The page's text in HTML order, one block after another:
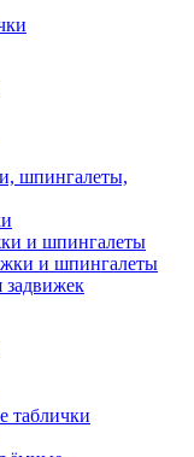
шпингалеты,
и шпингалеты
и шпингалеты
задвижек
таблички